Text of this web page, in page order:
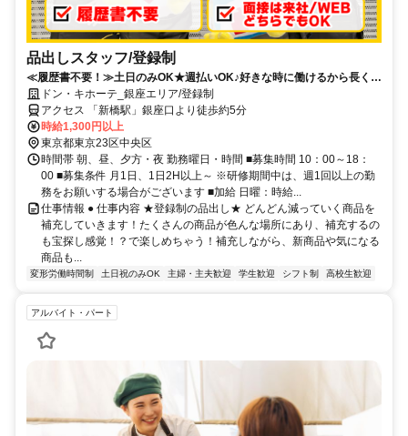
品出しスタッフ/登録制
≪履歴書不要！≫土日のみOK★週払いOK♪好きな時に働けるから長く続
けられる◎登録制スタッフ☆
ドン・キホーテ_銀座エリア/登録制
アクセス 「新橋駅」銀座口より徒歩約5分
時給1,300円以上
東京都東京23区中央区
時間帯 朝、昼、夕方・夜 勤務曜日・時間 ■募集時間 10：00～18：
00 ■募集条件 月1日、1日2H以上～ ※研修期間中は、週1回以上の勤
務をお願いする場合がございます ■加給 日曜：時給...
仕事情報 ● 仕事内容 ★登録制の品出し★ どんどん減っていく商品を
補充していきます！たくさんの商品が色んな場所にあり、補充するの
も宝探し感覚！？で楽しめちゃう！補充しながら、新商品や気になる
商品も...
変形労働時間制 土日祝のみOK 主婦・主夫歓迎 学生歓迎 シフト制 高校生歓迎
アルバイト・パート